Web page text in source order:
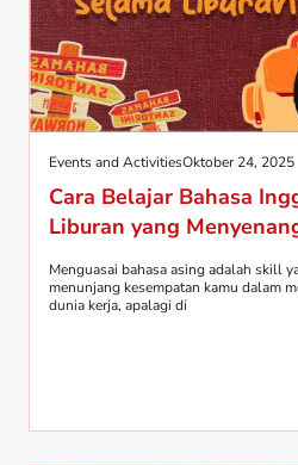
Events and ActivitiesOktober 24, 2025
Cara Belajar Bahasa
Liburan yang
Menguasai bahasa asing adalah skill
menunjang kesempatan kamu dalam
dunia kerja, apalagi di